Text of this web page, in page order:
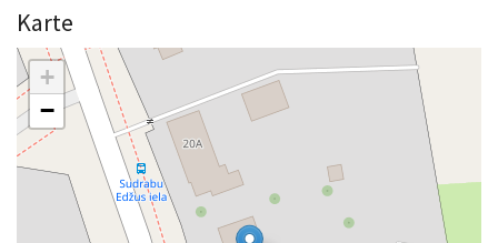
Karte
+
−